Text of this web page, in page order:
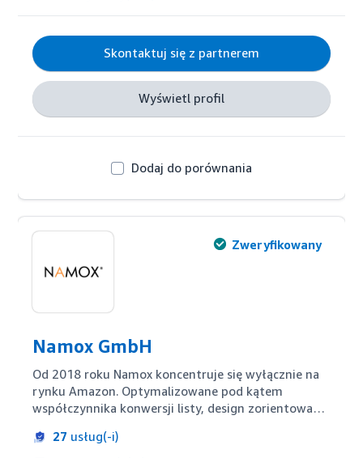
Skontaktuj się z partnerem
Wyświetl profil
Dodaj do porównania
Zweryfikowany
Namox GmbH
Od 2018 roku Namox koncentruje się wyłącznie na
rynku Amazon. Optymalizowane pod kątem
współczynnika konwersji listy, design zorientowany
widoczność i rentowne kampanie reklamowe są
27 usług(-i)